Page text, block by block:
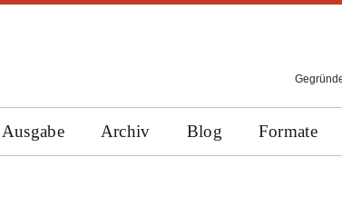
Archiv Blog Formate